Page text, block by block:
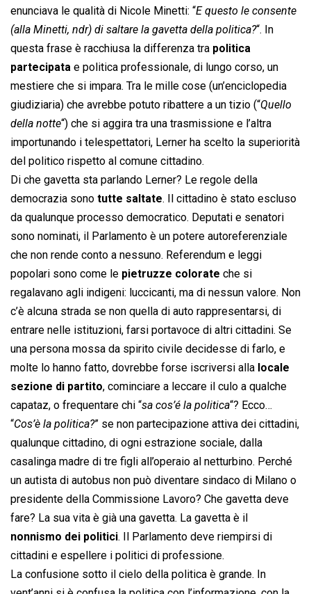
e
b
o
o
k
t
s
A
p
p
k
e
d
I
n
e
a
d
s
i
y
L
i
n
k
n
t
enunciava le qualità di Nicole Minetti: “E questo le consente
(alla Minetti, ndr) di saltare la gavetta della politica?“. In
questa frase è racchiusa la differenza tra politica
partecipata e politica professionale, di lungo corso, un
mestiere che si impara. Tra le mille cose (un’enciclopedia
giudiziaria) che avrebbe potuto ribattere a un tizio (“Quello
della notte“) che si aggira tra una trasmissione e l’altra
importunando i telespettatori, Lerner ha scelto la superiorità
del politico rispetto al comune cittadino.
Di che gavetta sta parlando Lerner? Le regole della
democrazia sono tutte saltate. Il cittadino è stato escluso
da qualunque processo democratico. Deputati e senatori
sono nominati, il Parlamento è un potere autoreferenziale
che non rende conto a nessuno. Referendum e leggi
popolari sono come le pietruzze colorate che si
regalavano agli indigeni: luccicanti, ma di nessun valore. Non
c’è alcuna strada se non quella di auto rappresentarsi, di
entrare nelle istituzioni, farsi portavoce di altri cittadini. Se
una persona mossa da spirito civile decidesse di farlo, e
molte lo hanno fatto, dovrebbe forse iscriversi alla locale
sezione di partito, cominciare a leccare il culo a qualche
capataz, o frequentare chi “sa cos’é la politica“? Ecco…
“Cos’è la politica?” se non partecipazione attiva dei cittadini,
qualunque cittadino, di ogni estrazione sociale, dalla
casalinga madre di tre figli all’operaio al netturbino. Perché
un autista di autobus non può diventare sindaco di Milano o
presidente della Commissione Lavoro? Che gavetta deve
fare? La sua vita è già una gavetta. La gavetta è il
nonnismo dei politici. Il Parlamento deve riempirsi di
cittadini e espellere i politici di professione.
La confusione sotto il cielo della politica è grande. In